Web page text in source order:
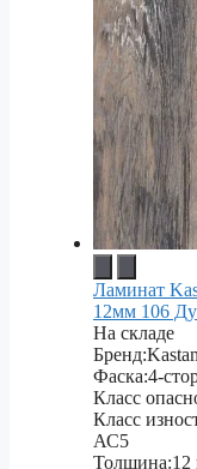
Ламинат
12мм 106
На складе
Бренд:
Фаска:4-
Класс
Класс
АС5
Толщина: